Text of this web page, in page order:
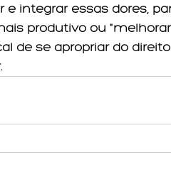
integrar essas dores,
produtivo ou
de se apropriar do